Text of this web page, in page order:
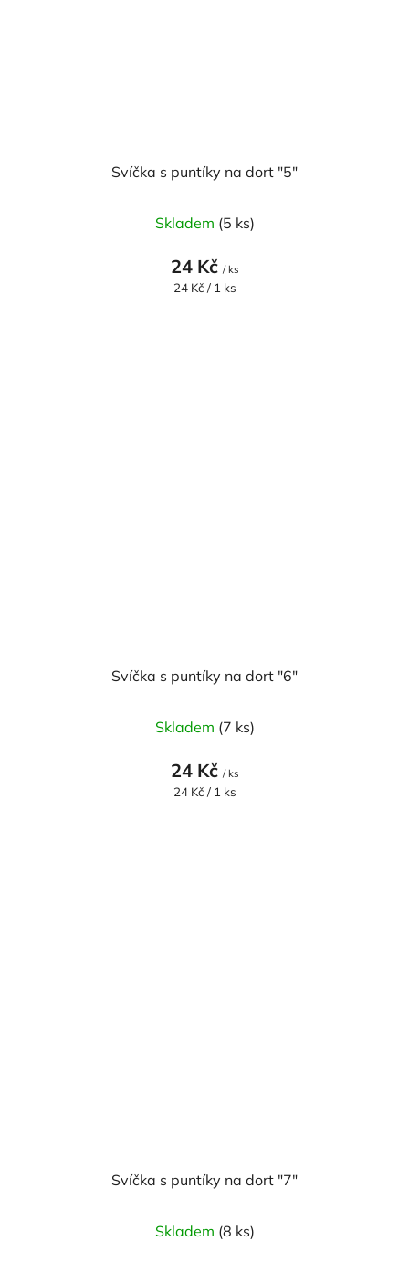
Svíčka s puntíky na dort "5"
Skladem (5 ks)
24 Kč / ks
Měrná
24 Kč / 1 ks
Svíčka s puntíky na dort "6"
Skladem (7 ks)
24 Kč / ks
Měrná
24 Kč / 1 ks
Svíčka s puntíky na dort "7"
Skladem (8 ks)